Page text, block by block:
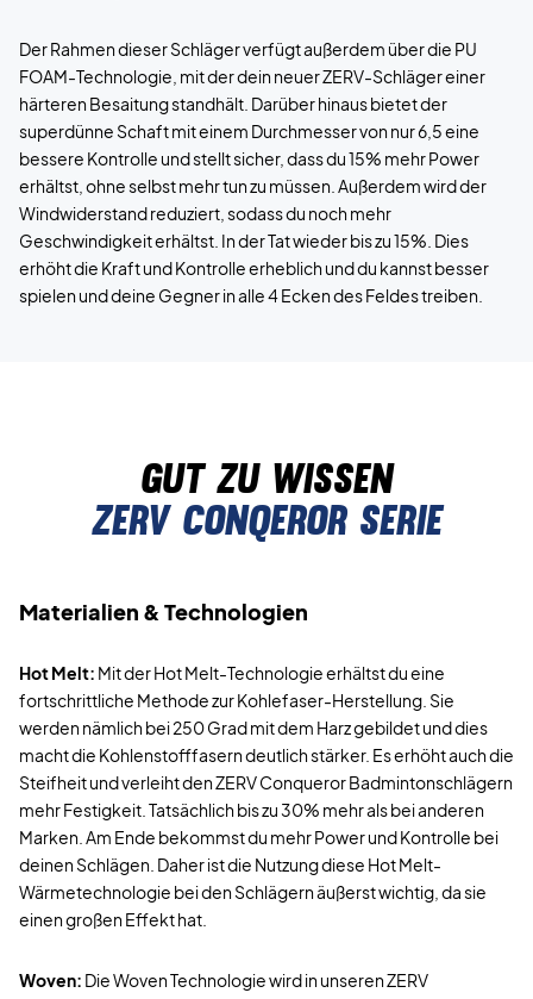
Der Rahmen dieser Schläger verfügt außerdem über die PU
FOAM-Technologie, mit der dein neuer ZERV-Schläger einer
härteren Besaitung standhält. Darüber hinaus bietet der
superdünne Schaft mit einem Durchmesser von nur 6,5 eine
bessere Kontrolle und stellt sicher, dass du 15% mehr Power
erhältst, ohne selbst mehr tun zu müssen. Außerdem wird der
Windwiderstand reduziert, sodass du noch mehr
Geschwindigkeit erhältst. In der Tat wieder bis zu 15%. Dies
erhöht die Kraft und Kontrolle erheblich und du kannst besser
spielen und deine Gegner in alle 4 Ecken des Feldes treiben.
Gut zu wissen
zerv conqeror serie
Materialien & Technologien
Hot Melt: Mit der Hot Melt-Technologie erhältst du eine
fortschrittliche Methode zur Kohlefaser-Herstellung. Sie
werden nämlich bei 250 Grad mit dem Harz gebildet und dies
macht die Kohlenstofffasern deutlich stärker. Es erhöht auch die
Steifheit und verleiht den ZERV Conqueror Badmintonschlägern
mehr Festigkeit. Tatsächlich bis zu 30% mehr als bei anderen
Marken. Am Ende bekommst du mehr Power und Kontrolle bei
deinen Schlägen. Daher ist die Nutzung diese Hot Melt-
Wärmetechnologie bei den Schlägern äußerst wichtig, da sie
einen großen Effekt hat.
Woven: Die Woven Technologie wird in unseren ZERV